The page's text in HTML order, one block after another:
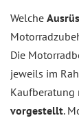
Welche
Die
jeweils im
Kaufberatung
vorgestellt.